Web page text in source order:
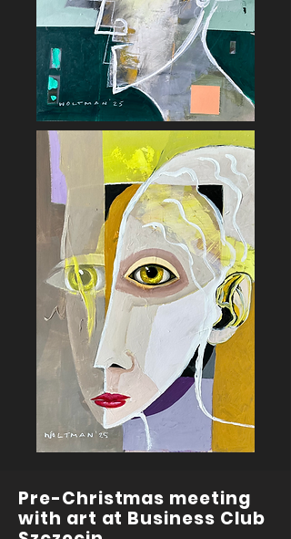
Pre-Christmas meeting
with art at Business Club